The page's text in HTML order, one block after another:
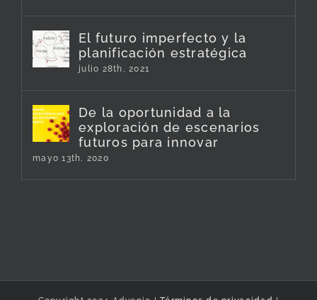
El futuro imperfecto y la
planificación estratégica
julio 28th, 2021
De la oportunidad a la
exploración de escenarios
futuros para innovar
mayo 13th, 2020